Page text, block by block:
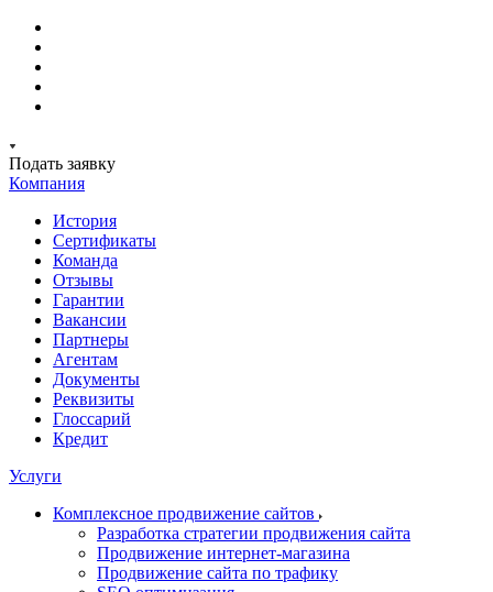
Подать заявку
Компания
История
Сертификаты
Команда
Отзывы
Гарантии
Вакансии
Партнеры
Агентам
Документы
Реквизиты
Глоссарий
Кредит
Услуги
Комплексное продвижение сайтов
Разработка стратегии продвижения сайта
Продвижение интернет-магазина
Продвижение сайта по трафику